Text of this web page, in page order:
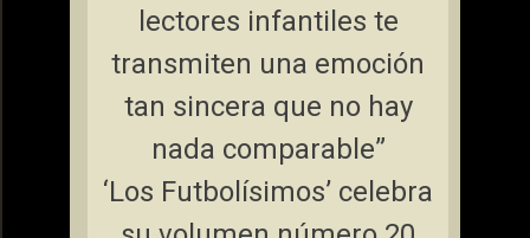
lectores infantiles te
transmiten una emoción
tan sincera que no hay
nada comparable”
‘Los Futbolísimos’ celebra